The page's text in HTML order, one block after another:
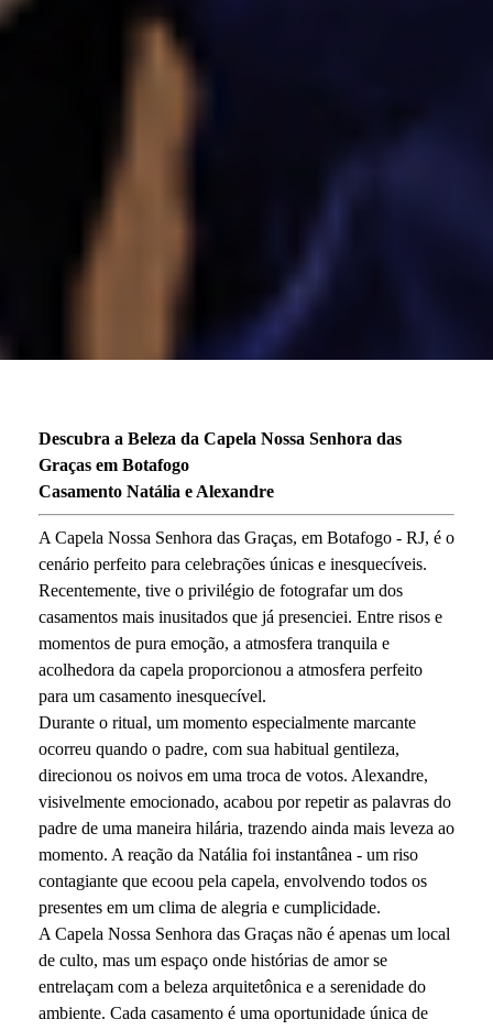
Descubra a Beleza da Capela Nossa Senhora das
Graças em Botafogo
Casamento Natália e Alexandre
A Capela Nossa Senhora das Graças, em Botafogo - RJ, é o
cenário perfeito para celebrações únicas e inesquecíveis.
Recentemente, tive o privilégio de fotografar um dos
casamentos mais inusitados que já presenciei. Entre risos e
momentos de pura emoção, a atmosfera tranquila e
acolhedora da capela proporcionou a atmosfera perfeito
para um casamento inesquecível.
Durante o ritual, um momento especialmente marcante
ocorreu quando o padre, com sua habitual gentileza,
direcionou os noivos em uma troca de votos. Alexandre,
visivelmente emocionado, acabou por repetir as palavras do
padre de uma maneira hilária, trazendo ainda mais leveza ao
momento. A reação da Natália foi instantânea - um riso
contagiante que ecoou pela capela, envolvendo todos os
presentes em um clima de alegria e cumplicidade.
A Capela Nossa Senhora das Graças não é apenas um local
de culto, mas um espaço onde histórias de amor se
entrelaçam com a beleza arquitetônica e a serenidade do
ambiente. Cada casamento é uma oportunidade única de